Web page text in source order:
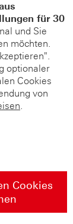
für 30
und Sie
möchten.
optionaler
Cookies
von
.
Cookies